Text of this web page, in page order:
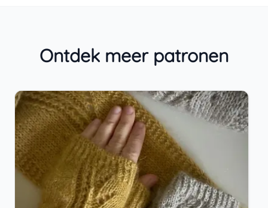
Ontdek meer patronen